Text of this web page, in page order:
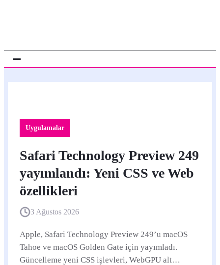
Uygulamalar
Safari Technology Preview 249
yayımlandı: Yeni CSS ve Web
özellikleri
3 Ağustos 2026
Apple, Safari Technology Preview 249’u macOS
Tahoe ve macOS Golden Gate için yayımladı.
Güncelleme yeni CSS işlevleri, WebGPU alt